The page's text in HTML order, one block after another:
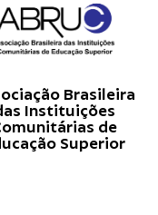
Brasileira
Instituições
de
Superior